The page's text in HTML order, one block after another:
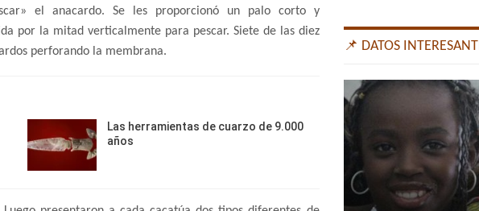
el anacardo. Se les proporcionó un palo corto y
por la mitad verticalmente para pescar. Siete de las diez
perforando la membrana.
Las herramientas de cuarzo de 9.000
años
📌 DATOS